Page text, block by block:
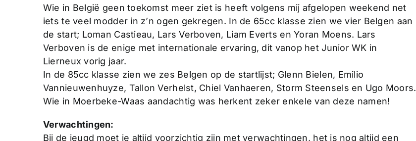
Wie in België geen toekomst meer ziet is heeft volgens mij afgelopen weekend net
iets te veel modder in z’n ogen gekregen. In de 65cc klasse zien we vier Belgen aan
de start; Loman Castieau, Lars Verboven, Liam Everts en Yoran Moens. Lars
Verboven is de enige met internationale ervaring, dit vanop het Junior WK in
Lierneux vorig jaar.
In de 85cc klasse zien we zes Belgen op de startlijst; Glenn Bielen, Emilio
Vannieuwenhuyze, Tallon Verhelst, Chiel Vanhaeren, Storm Steensels en Ugo Moors.
Wie in Moerbeke-Waas aandachtig was herkent zeker enkele van deze namen!
Verwachtingen:
Bij de jeugd moet je altijd voorzichtig zijn met verwachtingen, het is nog altijd een